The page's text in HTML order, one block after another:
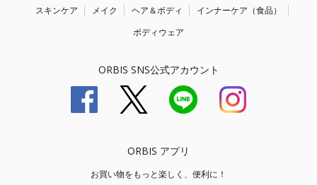
スキンケア メイク ヘア＆ボディ
インナーケア（食品）
ボディウェア
ORBIS SNS公式アカウント
ORBIS アプリ
お買い物をもっと楽しく、便利に！